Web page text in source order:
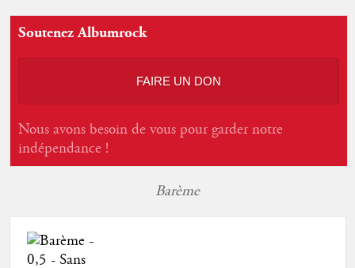
Soutenez Albumrock
FAIRE UN DON
Nous avons besoin de vous pour garder notre
indépendance !
Barème